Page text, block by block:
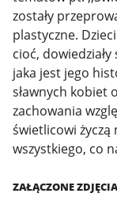
zostały
plastyczne.
cioć,
jaka jest jego
sławnych kobiet
zachowania
świetlicowi życzą
wszystkiego, co
ZAŁĄCZONE